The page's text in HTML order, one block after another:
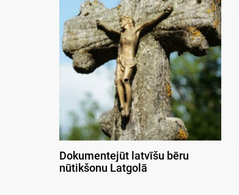
Dokumentejūt latvīšu bēru
nūtikšonu Latgolā